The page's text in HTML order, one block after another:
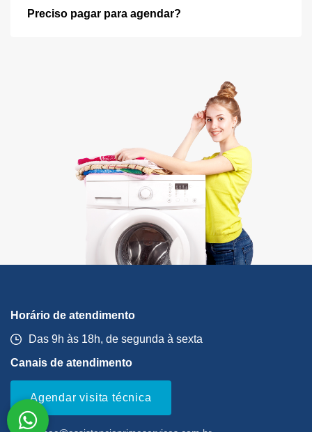
Preciso pagar para agendar?
Horário de atendimento
Das 9h às 18h, de segunda à sexta
Canais de atendimento
Agendar visita técnica